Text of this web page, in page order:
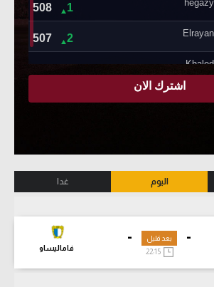
اليوم غدا
-
-
فاماليساو
بعد قليل
22:15